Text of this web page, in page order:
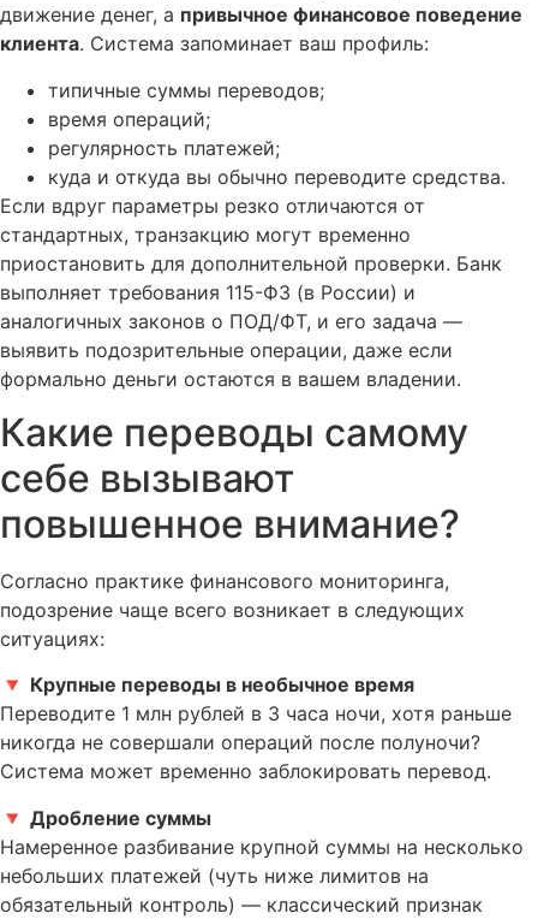
движение денег, а привычное финансовое поведение
клиента. Система запоминает ваш профиль:
типичные суммы переводов;
время операций;
регулярность платежей;
куда и откуда вы обычно переводите средства.
Если вдруг параметры резко отличаются от
стандартных, транзакцию могут временно
приостановить для дополнительной проверки. Банк
выполняет требования 115-ФЗ (в России) и
аналогичных законов о ПОД/ФТ, и его задача —
выявить подозрительные операции, даже если
формально деньги остаются в вашем владении.
Какие переводы самому
себе вызывают
повышенное внимание?
Согласно практике финансового мониторинга,
подозрение чаще всего возникает в следующих
ситуациях:
🔻 Крупные переводы в необычное время
Переводите 1 млн рублей в 3 часа ночи, хотя раньше
никогда не совершали операций после полуночи?
Система может временно заблокировать перевод.
🔻 Дробление суммы
Намеренное разбивание крупной суммы на несколько
небольших платежей (чуть ниже лимитов на
обязательный контроль) — классический признак